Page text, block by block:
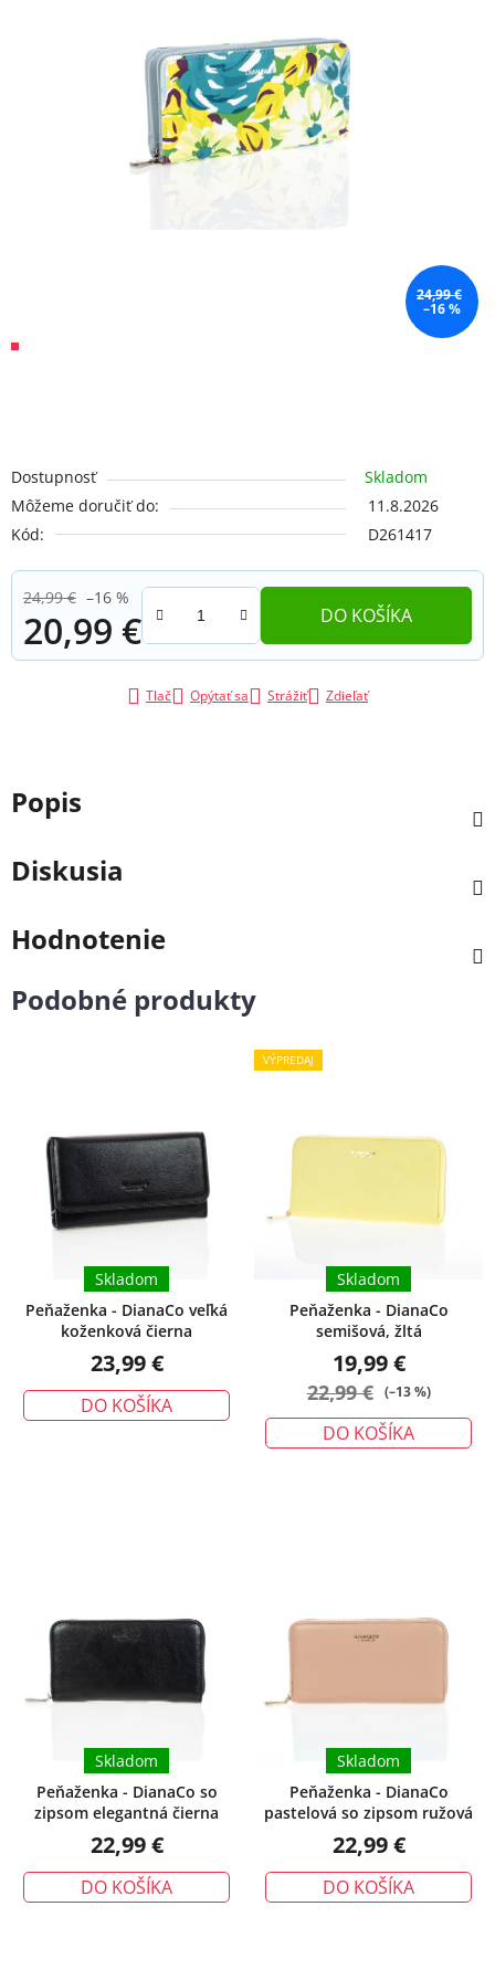
Dostupnosť
Skladom
Môžeme doručiť do:
11.8.2026
Kód:
D261417
24,99 € –16 %
20,99 €
Jednotková cena:
DO KOŠÍKA
Tlač Opýtať sa Strážiť Zdieľať
24,99 €
–16 %
Popis
Diskusia
Hodnotenie
Podobné produkty
Peňaženka - DianaCo veľká
koženková čierna
Skladom
23,99 €
DO KOŠÍKA
VÝPREDAJ
Peňaženka - DianaCo
semišová, žltá
Skladom
19,99 €
22,99 € (–13 %)
DO KOŠÍKA
Peňaženka - DianaCo so
zipsom elegantná čierna
Skladom
22,99 €
DO KOŠÍKA
Peňaženka - DianaCo
pastelová so zipsom ružová
Skladom
22,99 €
DO KOŠÍKA